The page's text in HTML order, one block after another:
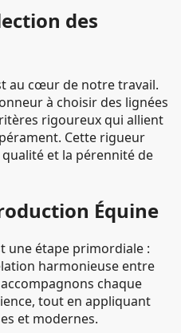
des
au cœur de notre travail.
à choisir des lignées
rigoureux qui allient
Cette rigueur
et la pérennité de
Équine
une étape primordiale :
harmonieuse entre
chaque
tout en appliquant
et modernes.